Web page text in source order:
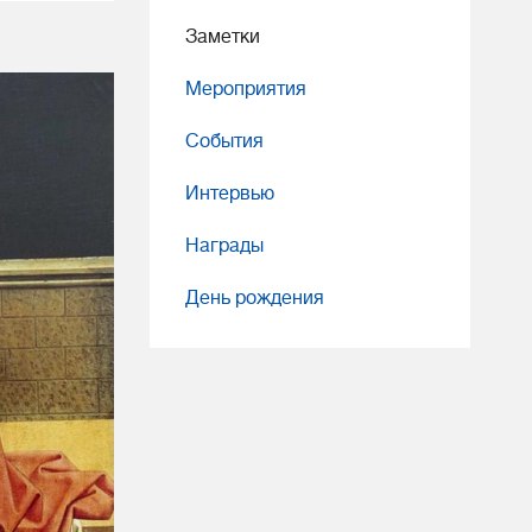
Заметки
Мероприятия
События
Интервью
Награды
День рождения